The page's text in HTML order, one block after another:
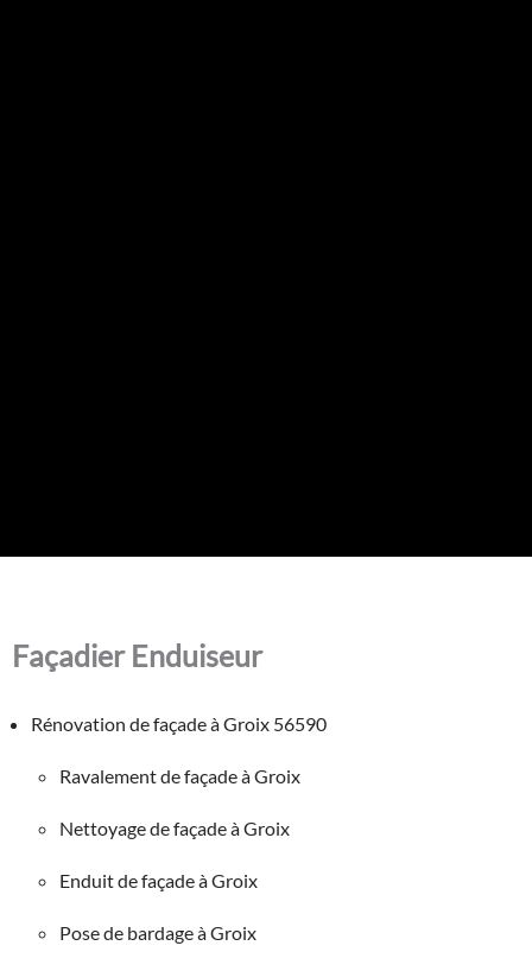
Façadier Enduiseur
Rénovation de façade à Groix 56590
Ravalement de façade à Groix
Nettoyage de façade à Groix
Enduit de façade à Groix
Pose de bardage à Groix